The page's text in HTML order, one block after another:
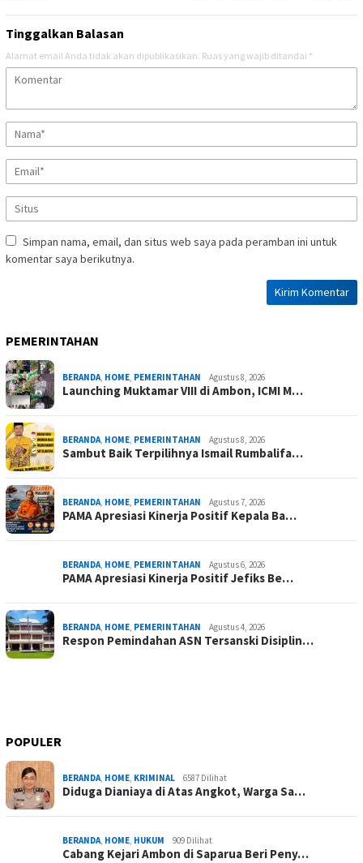
Tinggalkan Balasan
Alamat email Anda tidak akan dipublikasikan. Ruas yang wajib ditandai *
Simpan nama, email, dan situs web saya pada peramban ini untuk
komentar saya berikutnya.
PEMERINTAHAN
BERANDA, HOME, PEMERINTAHAN Agustus 8, 2026
Launching Muktamar VIII di Ambon, ICMI M…
BERANDA, HOME, PEMERINTAHAN Agustus 8, 2026
Sambut Baik Terpilihnya Ismail Rumbalifa…
BERANDA, HOME, PEMERINTAHAN Agustus 7, 2026
PAMA Apresiasi Kinerja Positif Kepala Ba…
BERANDA, HOME, PEMERINTAHAN Agustus 6, 2026
PAMA Apresiasi Kinerja Positif Jefiks Be…
BERANDA, HOME, PEMERINTAHAN Agustus 4, 2026
Respon Pemindahan ASN Tersanski Disiplin…
POPULER
BERANDA, HOME, KRIMINAL 6587 Dilihat
Diduga Dianiaya di Atas Angkot, Warga Sa…
BERANDA, HOME, HUKUM 909 Dilihat
Cabang Kejari Ambon di Saparua Beri Peny…